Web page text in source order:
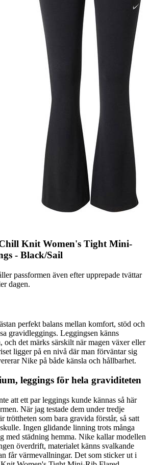
Knit Women's Tight Mini-
- Black/Sail
passformen även efter upprepade tvättar
dagen.
perfekt balans mellan komfort, stöd och
gravidleggings. Leggingsen känns
och det märks särskilt när magen växer eller
ligger på en nivå där man förväntar sig
Nike på både känsla och hållbarhet.
leggings för hela graviditeten
att ett par leggings kunde kännas så här
När jag testade dem under tredje
tröttheten som bara gravida förstår, så satt
Ingen glidande linning trots många
med städning hemma. Nike kallar modellen
överdrift, materialet känns svalkande
får värmevallningar. Det som sticker ut i